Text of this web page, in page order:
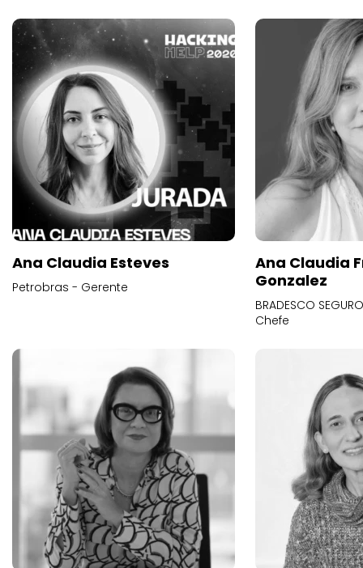
Ana Claudia Esteves
Petrobras - Gerente
Ana Claudia
Gonzalez
BRADESCO
Chefe